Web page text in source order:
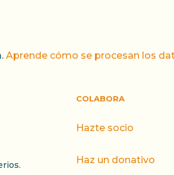
Aprende cómo se procesan los
COLABORA
Hazte socio
Haz un donativo